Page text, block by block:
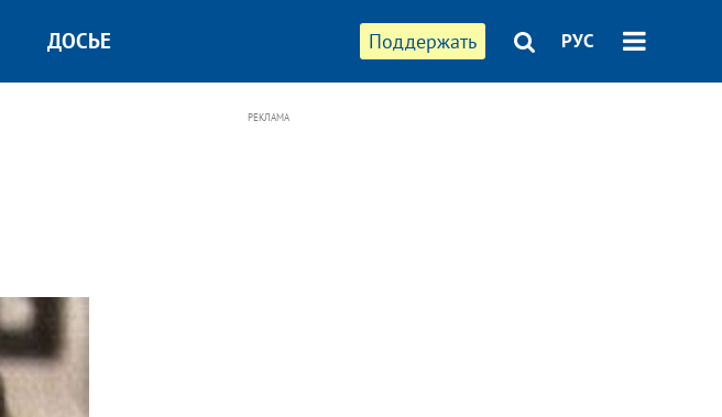
Поддержать РУС
ДОСЬЕ
РЕКЛАМА